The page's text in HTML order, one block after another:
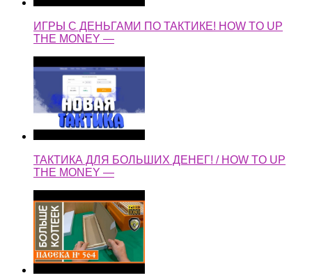
ИГРЫ С ДЕНЬГАМИ ПО ТАКТИКЕ! HOW TO UP
THE MONEY —
ТАКТИКА ДЛЯ БОЛЬШИХ ДЕНЕГ! / HOW TO UP
THE MONEY —